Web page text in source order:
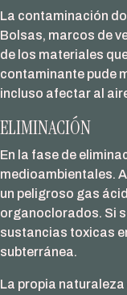
La contaminación
Bolsas, marcos de
de los materiales
contaminante pude
incluso afectar al
ELIMINACIÓN
En la fase de
medioambientales.
un peligroso gas
organoclorados. Si
sustancias toxicas
subterránea.
La propia